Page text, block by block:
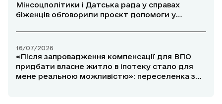
Мінсоцполітики і Датська рада у справах
біженців обговорили проєкт допомоги у
16/07/2026
«Після запровадження компенсації для ВПО
придбати власне житло в іпотеку стало для
мене реальною можливістю»: переселенка з